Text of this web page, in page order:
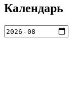
Календарь